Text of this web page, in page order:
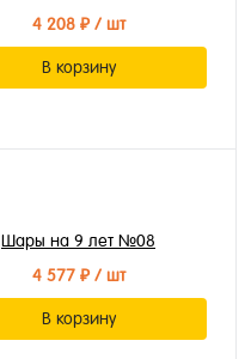
4 208 ₽/ шт
В корзину
Шары на 9 лет №08
4 577 ₽/ шт
В корзину